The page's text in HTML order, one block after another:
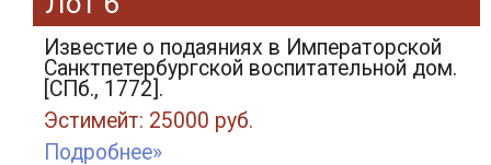
Известие о подаяниях в Императорской
Санктпетербургской воспитательной дом.
[СПб., 1772].
Эстимейт: 25000 руб.
Подробнее»